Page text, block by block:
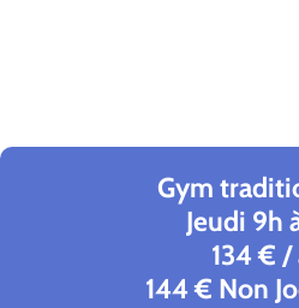
Gym
Jeudi 9h
134 € /
144 € Non